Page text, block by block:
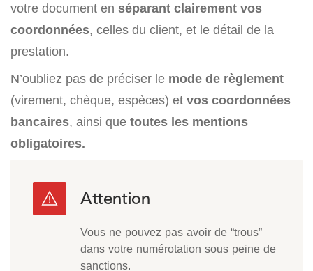
votre document en séparant clairement vos
coordonnées, celles du client, et le détail de la
prestation.
N’oubliez pas de préciser le mode de règlement
(virement, chèque, espèces) et vos coordonnées
bancaires, ainsi que toutes les mentions
obligatoires.
Vous ne pouvez pas avoir de “trous”
dans votre numérotation sous peine de
sanctions.